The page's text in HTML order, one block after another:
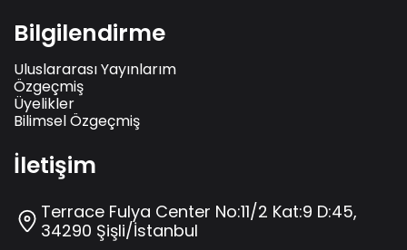
Bilgilendirme
Uluslararası Yayınlarım
Özgeçmiş
Üyelikler
Bilimsel Özgeçmiş
İletişim
Terrace Fulya Center No:11/2 Kat:9 D:45,
34290 Şişli/İstanbul